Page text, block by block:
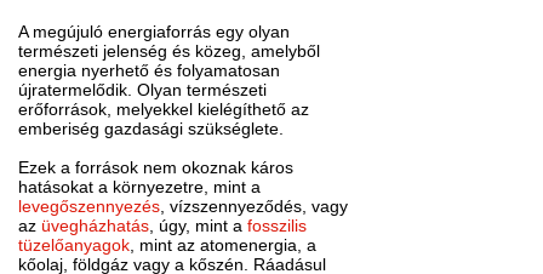
A megújuló energiaforrás egy olyan
természeti jelenség és közeg, amelyből
energia nyerhető és folyamatosan
újratermelődik. Olyan természeti
erőforrások, melyekkel kielégíthető az
emberiség gazdasági szükséglete.
Ezek a források nem okoznak káros
hatásokat a környezetre, mint a
levegőszennyezés, vízszennyeződés, vagy
az üvegházhatás, úgy, mint afosszilis
tüzelőanyagok, mint az atomenergia, a
kőolaj, földgáz vagy a kőszén. Ráadásul